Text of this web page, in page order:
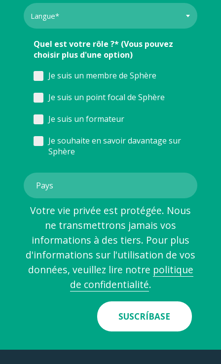
Quel est votre rôle ?* (Vous pouvez
choisir plus d'une option)
Je suis un membre de Sphère
Je suis un point focal de Sphère
Je suis un formateur
Je souhaite en savoir davantage sur
Sphère
Votre vie privée est protégée. Nous
ne transmettrons jamais vos
informations à des tiers. Pour plus
d'informations sur l'utilisation de vos
données, veuillez lire notre politique
de confidentialité.
SUSCRÍBASE